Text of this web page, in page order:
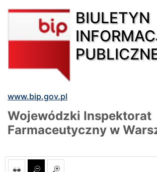
BIULETYN
www.bip.gov.pl
Wojewódzki Inspektorat
Farmaceutyczny w